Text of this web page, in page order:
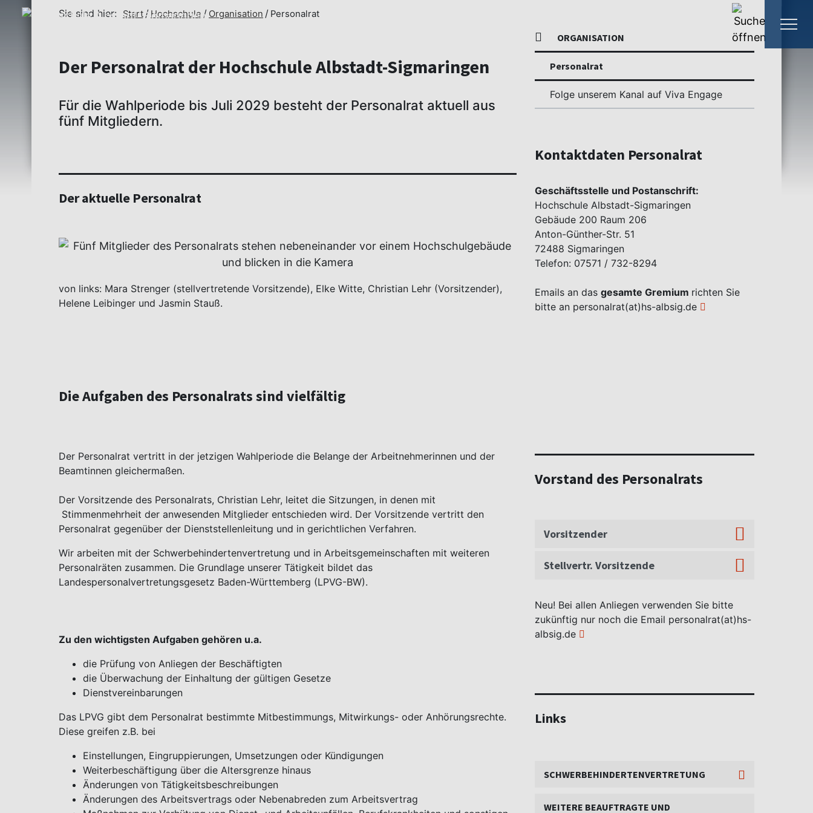
Sie sind hier: Start Hochschule Organisation Personalrat
Der Personalrat der Hochschule Albstadt-Sigmaringen
Für die Wahlperiode bis Juli 2029 besteht der Personalrat aktuell aus
fünf Mitgliedern.
Der aktuelle Personalrat
von links: Mara Strenger (stellvertretende Vorsitzende), Elke Witte, Christian Lehr (Vorsitzender),
Helene Leibinger und Jasmin Stauß.
Die Aufgaben des Personalrats sind vielfältig
Der Personalrat vertritt in der jetzigen Wahlperiode die Belange der Arbeitnehmerinnen und der
Beamtinnen gleichermaßen.
Der Vorsitzende des Personalrats, Christian Lehr, leitet die Sitzungen, in denen mit
Stimmenmehrheit der anwesenden Mitglieder entschieden wird. Der Vorsitzende vertritt den
Personalrat gegenüber der Dienststellenleitung und in gerichtlichen Verfahren.
Wir arbeiten mit der Schwerbehindertenvertretung und in Arbeitsgemeinschaften mit weiteren
Personalräten zusammen. Die Grundlage unserer Tätigkeit bildet das
Landespersonalvertretungsgesetz Baden-Württemberg (LPVG-BW).
Zu den wichtigsten Aufgaben gehören u.a.
die Prüfung von Anliegen der Beschäftigten
die Überwachung der Einhaltung der gültigen Gesetze
Dienstvereinbarungen
Das LPVG gibt dem Personalrat bestimmte Mitbestimmungs, Mitwirkungs- oder Anhörungsrechte.
Diese greifen z.B. bei
Einstellungen, Eingruppierungen, Umsetzungen oder Kündigungen
Weiterbeschäftigung über die Altersgrenze hinaus
Änderungen von Tätigkeitsbeschreibungen
Änderungen des Arbeitsvertrags oder Nebenabreden zum Arbeitsvertrag
ORGANISATION
Personalrat
Folge unserem Kanal auf Viva Engage
Kontaktdaten Personalrat
Geschäftsstelle und Postanschrift:
Hochschule Albstadt-Sigmaringen
Gebäude 200 Raum 206
Anton-Günther-Str. 51
72488 Sigmaringen
Telefon: 07571 / 732-8294
Emails an das gesamte Gremium richten Sie
bitte an personalrat(at)hs-albsig.de
Vorstand des Personalrats
Vorsitzender
Stellvertr. Vorsitzende
Neu! Bei allen Anliegen verwenden Sie bitte
zukünftig nur noch die Email personalrat(at)hs-
albsig.de
Links
SCHWERBEHINDERTENVERTRETUNG
WEITERE BEAUFTRAGTE UND